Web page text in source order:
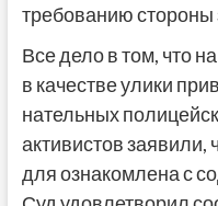
требованию
Все дело в том, что
в качестве улики
нательных
активистов
для ознакомлена с